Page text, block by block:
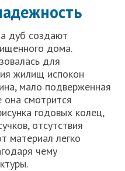
дуб создают
дома.
для
жилищ испокон
мало подверженная
смотрится
годовых колец,
отсутствия
материал легко
чему